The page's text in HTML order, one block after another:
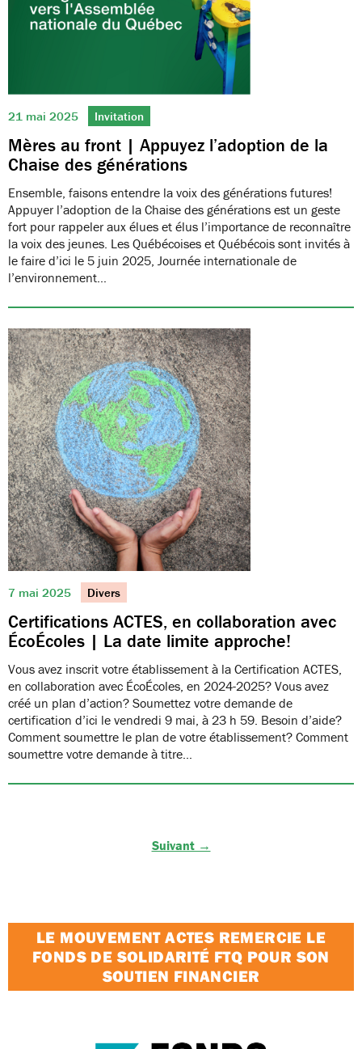
21 mai 2025 Invitation
Mères au front | Appuyez l’adoption de la
Chaise des générations
Ensemble, faisons entendre la voix des générations futures!
Appuyer l’adoption de la Chaise des générations est un geste
fort pour rappeler aux élues et élus l’importance de reconnaître
la voix des jeunes. Les Québécoises et Québécois sont invités à
le faire d’ici le 5 juin 2025, Journée internationale de
l’environnement…
7 mai 2025 Divers
Certifications ACTES, en collaboration avec
ÉcoÉcoles | La date limite approche!
Vous avez inscrit votre établissement à la Certification ACTES,
en collaboration avec ÉcoÉcoles, en 2024-2025? Vous avez
créé un plan d’action? Soumettez votre demande de
certification d’ici le vendredi 9 mai, à 23 h 59. Besoin d’aide?
Comment soumettre le plan de votre établissement? Comment
soumettre votre demande à titre…
Suivant →
LE MOUVEMENT ACTES REMERCIE LE
FONDS DE SOLIDARITÉ FTQ POUR SON
SOUTIEN FINANCIER